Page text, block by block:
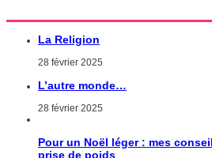
La Religion
28 février 2025
L’autre monde…
28 février 2025
Pour un Noël léger : mes
prise de poids